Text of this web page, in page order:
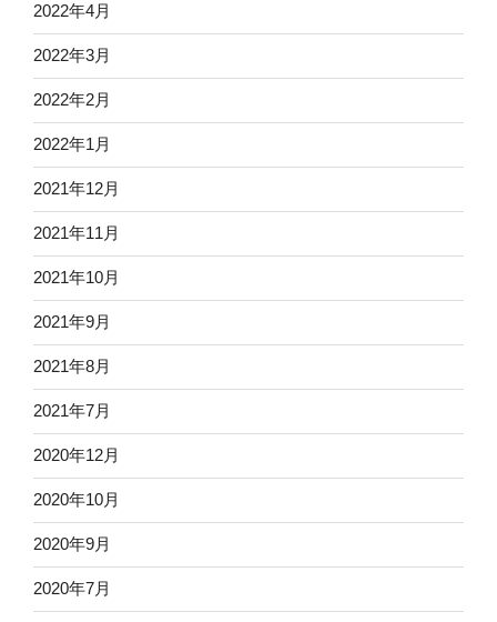
2022年4月
2022年3月
2022年2月
2022年1月
2021年12月
2021年11月
2021年10月
2021年9月
2021年8月
2021年7月
2020年12月
2020年10月
2020年9月
2020年7月